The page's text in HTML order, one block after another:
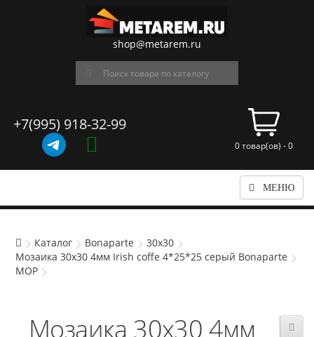
shop@metarem.ru
+7(995) 918-32-99
0 товар(ов) - 0
МЕНЮ
Каталог Bonaparte
30x30
Мозаика 30x30 4мм Irish coffe 4*25*25 серый Bonaparte
MOP
Мозаика 30x30 4мм